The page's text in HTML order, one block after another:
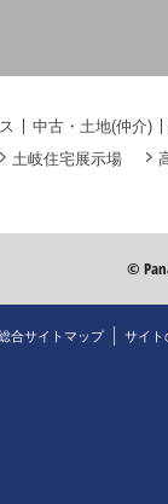
中古・土地(仲介)
土岐住宅展示場
©
合サイトマップ サイト